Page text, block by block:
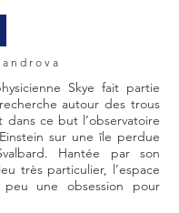
Skye fait partie
autour des trous
dans ce but l’observatoire
sur une île perdue
Hantée par son
très particulier, l’espace
une obsession pour